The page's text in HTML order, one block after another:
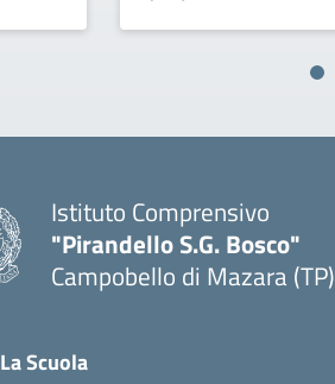
Istituto Comprensivo
"Pirandello S.G. Bosco"
Campobello di Mazara (TP)
La Scuola